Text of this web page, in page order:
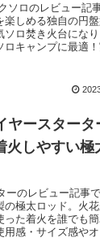
ソロのレビュー記
しめる独自の円
ロ焚き火台になり
キャンプに最適！
ヤースタータ
火しやすい極
のレビュー記事で
極太ロッド。火花
った着火を誰でも
感・サイズ感やオ